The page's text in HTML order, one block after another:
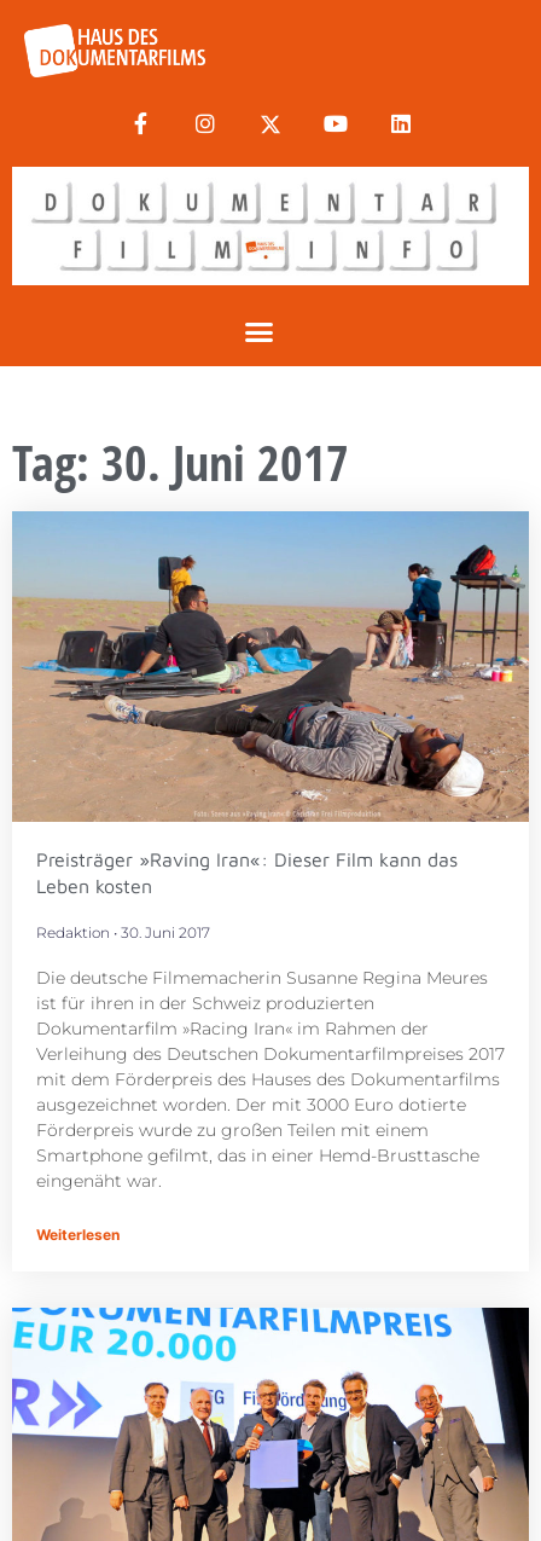
Tag: 30. Juni 2017
Preisträger »Raving Iran«: Dieser Film kann das
Leben kosten
Redaktion 30. Juni 2017
Die deutsche Filmemacherin Susanne Regina Meures
ist für ihren in der Schweiz produzierten
Dokumentarfilm »Racing Iran« im Rahmen der
Verleihung des Deutschen Dokumentarfilmpreises 2017
mit dem Förderpreis des Hauses des Dokumentarfilms
ausgezeichnet worden. Der mit 3000 Euro dotierte
Förderpreis wurde zu großen Teilen mit einem
Smartphone gefilmt, das in einer Hemd-Brusttasche
eingenäht war.
Weiterlesen